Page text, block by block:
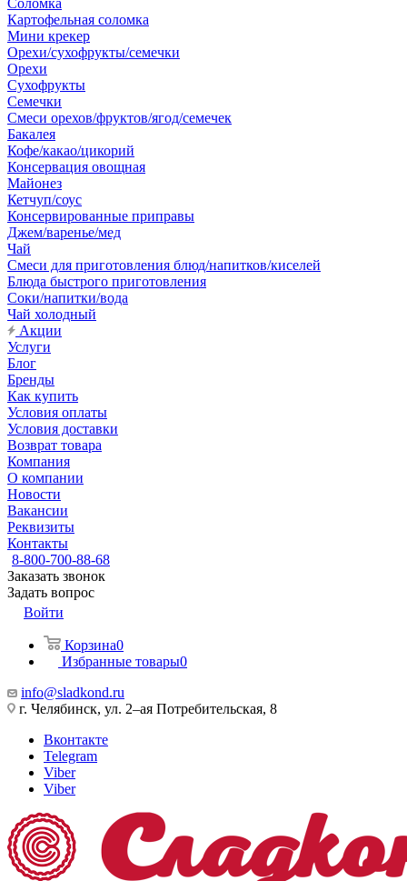
Соломка
Картофельная соломка
Мини крекер
Орехи/сухофрукты/семечки
Орехи
Сухофрукты
Семечки
Смеси орехов/фруктов/ягод/семечек
Бакалея
Кофе/какао/цикорий
Консервация овощная
Майонез
Кетчуп/соус
Консервированные приправы
Джем/варенье/мед
Чай
Смеси для приготовления блюд/напитков/киселей
Блюда быстрого приготовления
Соки/напитки/вода
Чай холодный
Акции
Услуги
Блог
Бренды
Как купить
Условия оплаты
Условия доставки
Возврат товара
Компания
О компании
Новости
Вакансии
Реквизиты
Контакты
8-800-700-88-68
Заказать звонок
Задать вопрос
Войти
Корзина0
Избранные товары0
info@sladkond.ru
г. Челябинск, ул. 2–ая Потребительская, 8
Вконтакте
Telegram
Viber
Viber